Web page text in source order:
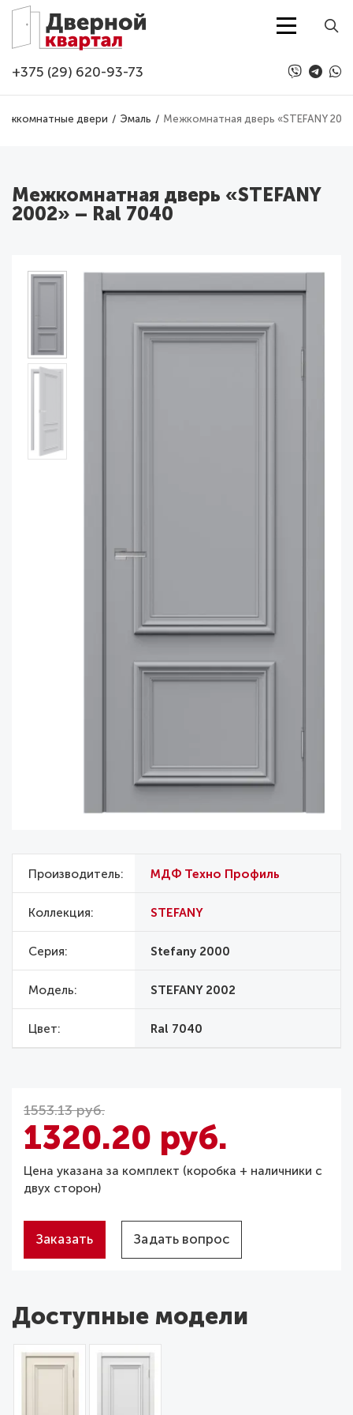
Перейти к основному содержанию
+375 (29) 620-93-73
двери Эмаль Межкомнатная дверь «STEFANY
Межкомнатная дверь «STEFANY
2002» – Ral 7040
Производитель МДФ Техно Профиль
Коллекция STEFANY
Серия Stefany 2000
Модель STEFANY 2002
Цвет Ral 7040
1553.13 руб.
1320.20 руб.
Цена указана за комплект (коробка + наличники с
двух сторон)
Заказать Задать вопрос
Доступные модели